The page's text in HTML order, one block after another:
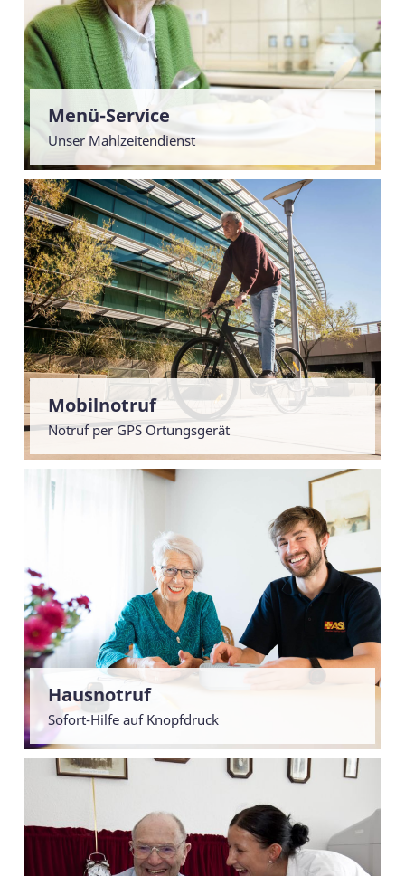
Menü-Service
Unser Mahlzeitendienst
Mobilnotruf
Notruf per GPS Ortungsgerät
Hausnotruf
Sofort-Hilfe auf Knopfdruck